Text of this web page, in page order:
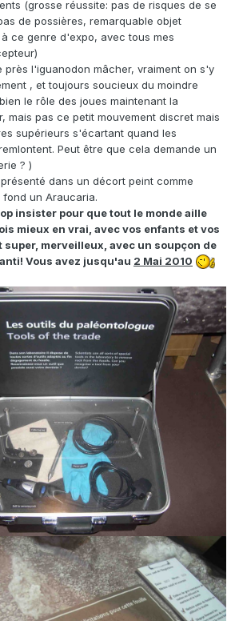
(grosse réussite: pas de risques de se
de possières, remarquable objet
ce genre d'expo, avec tous mes
près l'iguanodon mâcher, vraiment on s'y
, et toujours soucieux du moindre
le rôle des joues maintenant la
mais pas ce petit mouvement discret mais
supérieurs s'écartant quand les
Peut être que cela demande un
? )
dans un décort peint comme
un Araucaria.
insister pour que tout le monde aille
mieux en vrai, avec vos enfants et vos
merveilleux, avec un soupçon de
Vous avez jusqu'au 2 Mai 2010